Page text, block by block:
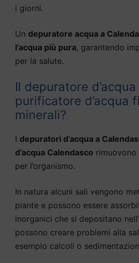
i giorni.
Un depuratore acqua a
l’acqua più pura, garantendo
per la salute.
Il depuratore d’acqua
purificatore d’acqua
minerali?
I depuratori d’acqua a
d’acqua Calendasco rimuovono
per l’organismo.
In natura alcuni sali vengono
piante e possono essere
inorganici che si depositano
possono creare problemi alla
esempio calcoli o